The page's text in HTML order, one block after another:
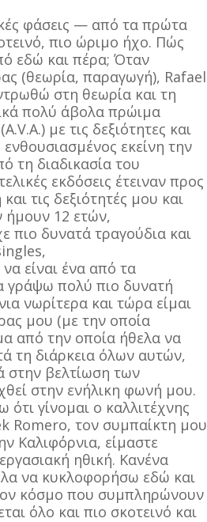
φάσεις — από τα πρώτα
πιο ώριμο ήχο. Πώς
εδώ και πέρα; Όταν
(θεωρία, παραγωγή), Rafael
στη θεωρία και τη
πολύ άβολα πρώιμα
με τις δεξιότητες και
εκείνη την
τη διαδικασία του
εκδόσεις έτειναν προς
τις δεξιότητές μου και
ήμουν 12 ετών,
πιο δυνατά τραγούδια και
είναι ένα από τα
γράψω πολύ πιο δυνατή
νωρίτερα και τώρα είμαι
μου (με την οποία
από την οποία ήθελα να
τη διάρκεια όλων αυτών,
στην βελτίωση των
στην ενήλικη φωνή μου.
γίνομαι ο καλλιτέχνης
Romero, τον συμπαίκτη μου
Καλιφόρνια, είμαστε
ηθική. Κανένα
να κυκλοφορήσω εδώ και
κόσμο που συμπληρώνουν
όλο και πιο σκοτεινό και